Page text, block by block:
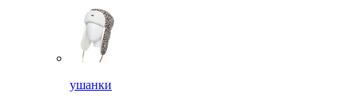
ушанки